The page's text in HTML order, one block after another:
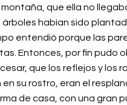
que ella no
habían sido
entendió porque las
Entonces, por fin pudo
que los reflejos y los
su rostro, eran el
de casa, con una gran